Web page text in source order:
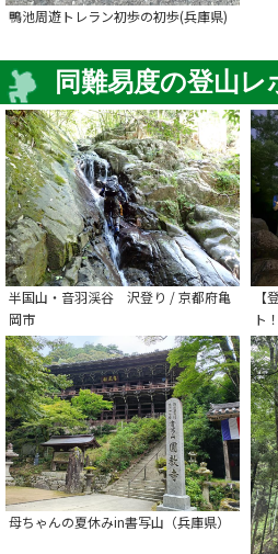
鴨池周遊トレラン初歩の初歩(兵庫県)
同難易度の登山レ
半国山・音羽渓谷 沢登り / 京都府亀
岡市
ト
母ちゃんの夏休みin書写山（兵庫県）